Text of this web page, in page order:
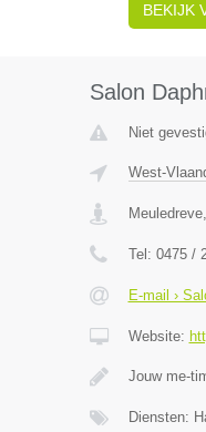
BEKIJK
Salon
Niet
West-
Meuledreve,
Tel: 0475 /
E-mail ›
Website:
Jouw me-
Diensten: